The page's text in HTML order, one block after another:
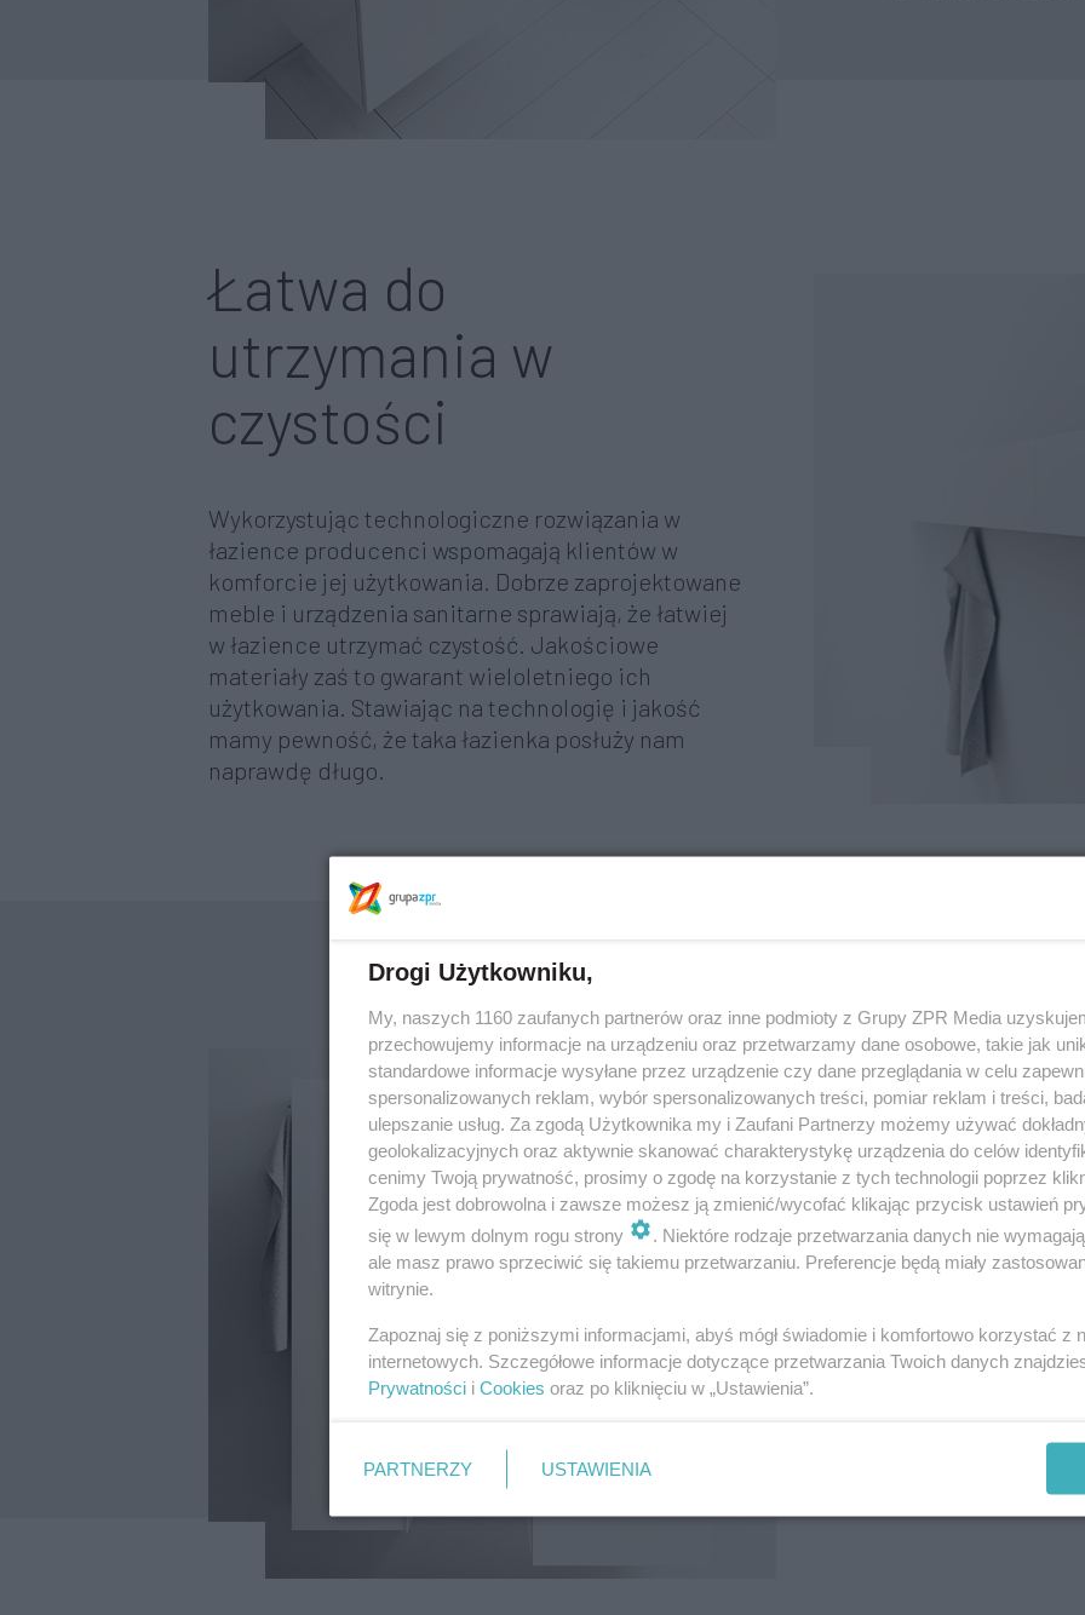
Łatwa do
utrzymania w
czystości
Wykorzystując technologiczne rozwiązania w
łazience producenci wspomagają klientów w
komforcie jej użytkowania. Dobrze zaprojektowane
meble i urządzenia sanitarne sprawiają, że łatwiej
w łazience utrzymać czystość. Jakościowe
materiały zaś to gwarant wieloletniego ich
użytkowania. Stawiając na technologię i jakość
mamy pewność, że taka łazienka posłuży nam
naprawdę długo.
Połączenie
obecnych
każdym
Możliwości, jakie
dostosowanie
potrzeb.
wybierać
wzornictwo to
Drogi Użytkowniku,
My, naszych 1160 zaufanych partnerów oraz inne podmioty z Grupy ZPR Media
przechowujemy informacje na urządzeniu oraz przetwarzamy dane osobowe, takie jak
standardowe informacje wysyłane przez urządzenie czy dane przeglądania w celu
spersonalizowanych reklam, wybór spersonalizowanych treści, pomiar reklam i treści,
ulepszanie usług. Za zgodą Użytkownika my i Zaufani Partnerzy możemy używać
geolokalizacyjnych oraz aktywnie skanować charakterystykę urządzenia do celów
cenimy Twoją prywatność, prosimy o zgodę na korzystanie z tych technologii poprzez
Zgoda jest dobrowolna i zawsze możesz ją zmienić/wycofać klikając przycisk ustawień
się w lewym dolnym rogu strony
. Niektóre rodzaje przetwarzania danych nie
ale masz prawo sprzeciwić się takiemu przetwarzaniu. Preferencje będą miały
witrynie.
Zapoznaj się z poniższymi informacjami, abyś mógł świadomie i komfortowo korzystać z
internetowych. Szczegółowe informacje dotyczące przetwarzania Twoich danych
Prywatności i Cookies oraz po kliknięciu w „Ustawienia”.
PARTNERZY USTAWIENIA